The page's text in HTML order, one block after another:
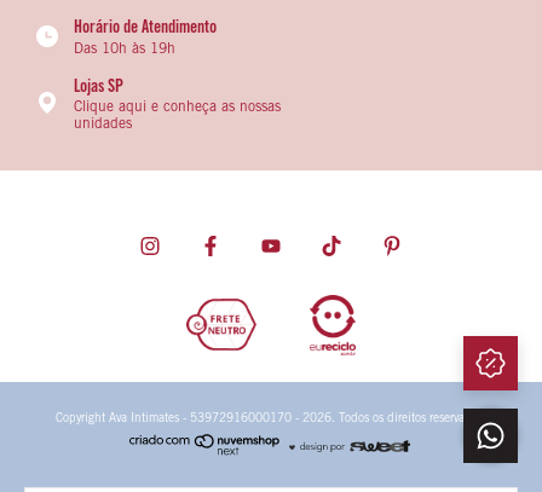
Horário de Atendimento
Das 10h às 19h
Lojas SP
Clique aqui e conheça as nossas
unidades
Copyright Ava Intimates - 53972916000170 - 2026. Todos os direitos reservados.